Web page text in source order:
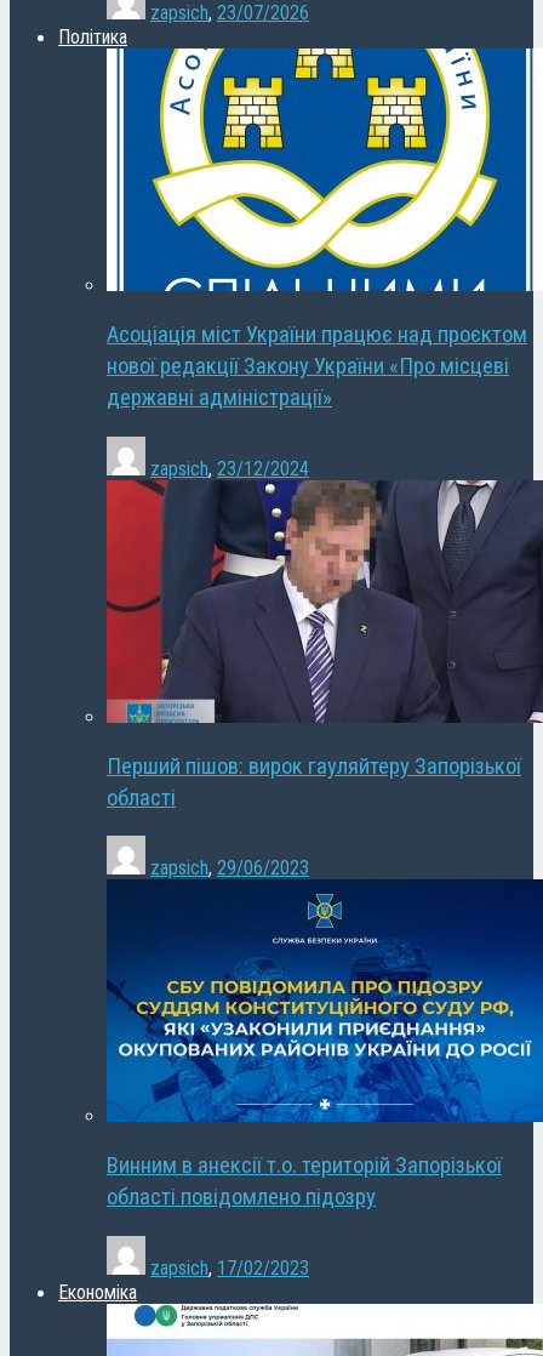
zapsich, 23/07/2026
Політика
Асоціація міст України працює над проєктом
нової редакції Закону України «Про місцеві
державні адміністрації»
zapsich, 23/12/2024
Перший пішов: вирок гауляйтеру Запорізької
області
zapsich, 29/06/2023
Винним в анексії т.о. територій Запорізької
області повідомлено підозру
zapsich, 17/02/2023
Економіка